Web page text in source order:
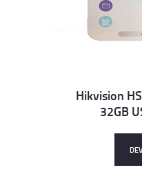
Details
Hikvision
32GB